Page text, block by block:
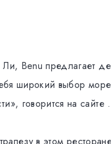
Benu предлагает
широкий выбор
говорится на сайте .
в этом